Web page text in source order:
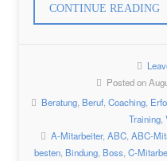
CONTINUE READING
Posted on
Beratung Beruf Coaching
Training,
A-Mitarbeiter, ABC, ABC-
besten Bindung Boss C-